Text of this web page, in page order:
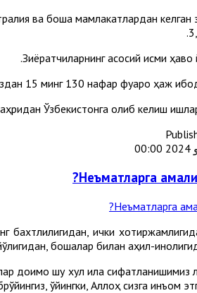
ва бошқа мамлакатлардан келган
Неъматларга
бахтлилигидан, ички
бошқалар билан аҳил-
доимо шу хулқ ила сифатланишимиз
қўйингки, Аллоҳ сизга инъом